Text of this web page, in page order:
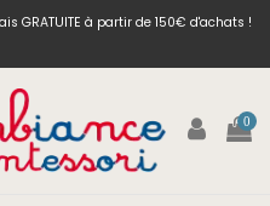
GRATUITE à partir de 150€ d'achats !
0